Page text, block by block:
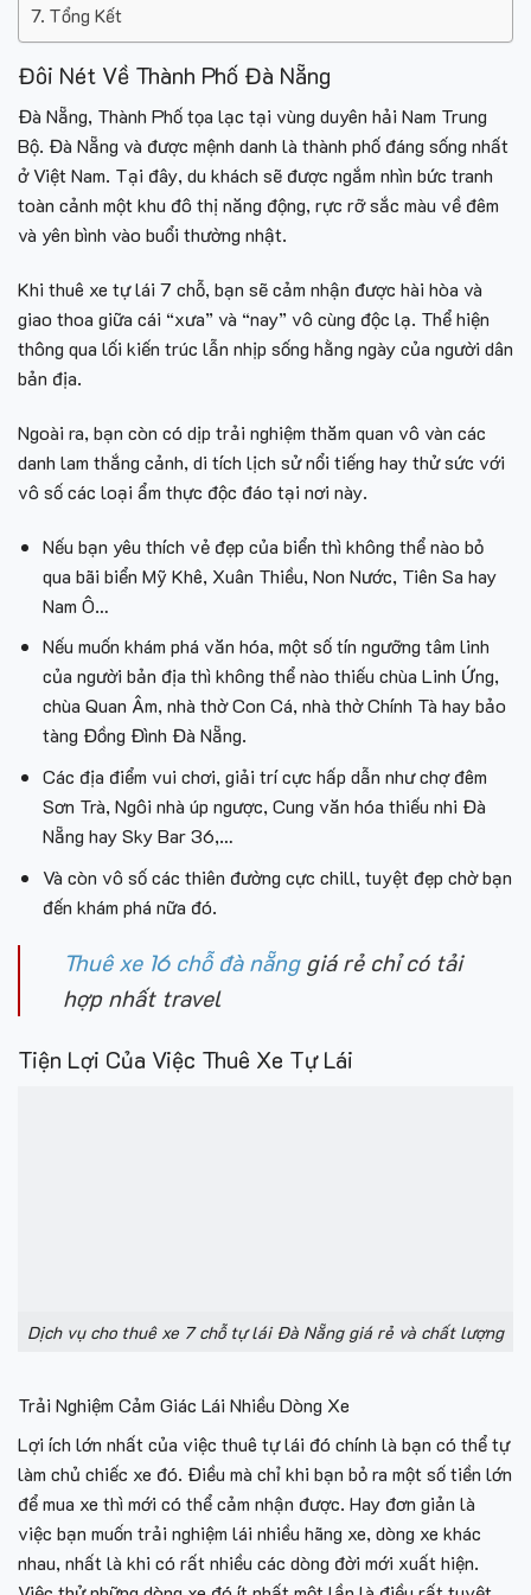
Tổng Kết
Đôi Nét Về Thành Phố Đà Nẵng
Đà Nẵng, Thành Phố tọa lạc tại vùng duyên hải Nam Trung
Bộ. Đà Nẵng và được mệnh danh là thành phố đáng sống nhất
ở Việt Nam. Tại đây, du khách sẽ được ngắm nhìn bức tranh
toàn cảnh một khu đô thị năng động, rực rỡ sắc màu về đêm
và yên bình vào buổi thường nhật.
Khi thuê xe tự lái 7 chỗ, bạn sẽ cảm nhận được hài hòa và
giao thoa giữa cái “xưa” và “nay” vô cùng độc lạ. Thể hiện
thông qua lối kiến trúc lẫn nhịp sống hằng ngày của người dân
bản địa.
Ngoài ra, bạn còn có dịp trải nghiệm thăm quan vô vàn các
danh lam thắng cảnh, di tích lịch sử nổi tiếng hay thử sức với
vô số các loại ẩm thực độc đáo tại nơi này.
Nếu bạn yêu thích vẻ đẹp của biển thì không thể nào bỏ
qua bãi biển Mỹ Khê, Xuân Thiều, Non Nước, Tiên Sa hay
Nam Ô…
Nếu muốn khám phá văn hóa, một số tín ngưỡng tâm linh
của người bản địa thì không thể nào thiếu chùa Linh Ứng,
chùa Quan Âm, nhà thờ Con Cá, nhà thờ Chính Tà hay bảo
tàng Đồng Đình Đà Nẵng.
Các địa điểm vui chơi, giải trí cực hấp dẫn như chợ đêm
Sơn Trà, Ngôi nhà úp ngược, Cung văn hóa thiếu nhi Đà
Nẵng hay Sky Bar 36,…
Và còn vô số các thiên đường cực chill, tuyệt đẹp chờ bạn
đến khám phá nữa đó.
Thuê xe 16 chỗ đà nẵnggiá rẻ chỉ có tải
hợp nhất travel
Tiện Lợi Của Việc Thuê Xe Tự Lái
Dịch vụ cho thuê xe 7 chỗ tự lái Đà Nẵng giá rẻ và chất lượng
Trải Nghiệm Cảm Giác Lái Nhiều Dòng Xe
Lợi ích lớn nhất của việc thuê tự lái đó chính là bạn có thể tự
làm chủ chiếc xe đó. Điều mà chỉ khi bạn bỏ ra một số tiền lớn
để mua xe thì mới có thể cảm nhận được. Hay đơn giản là
việc bạn muốn trải nghiệm lái nhiều hãng xe, dòng xe khác
nhau, nhất là khi có rất nhiều các dòng đời mới xuất hiện.